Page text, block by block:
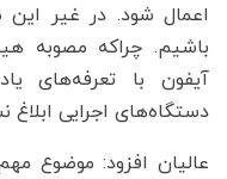
اعمال شود. در غیر
باشیم. چراکه مصوبه
آیفون با تعرفه‌های
دستگاه‌های اجرایی
عالیان افزود: موضوع